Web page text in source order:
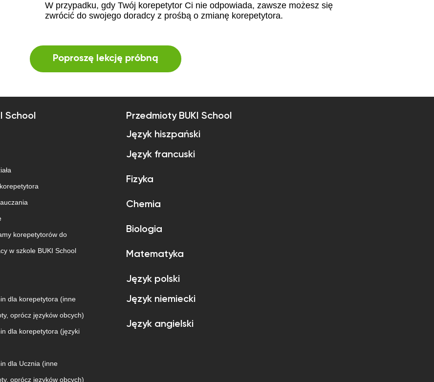
W przypadku, gdy Twój korepetytor Ci nie odpowiada, zawsze możesz się
zwrócić do swojego doradcy z prośbą o zmianę korepetytora.
Poproszę lekcję próbną
School
korepetytorów do
w szkole BUKI School
dla korepetytora (inne
oprócz języków obcych)
dla korepetytora (języki
dla Ucznia (inne
oprócz języków obcych)
Przedmioty BUKI School
Język hiszpański
Język francuski
Fizyka
Chemia
Biologia
Matematyka
Język polski
Język niemiecki
Język angielski